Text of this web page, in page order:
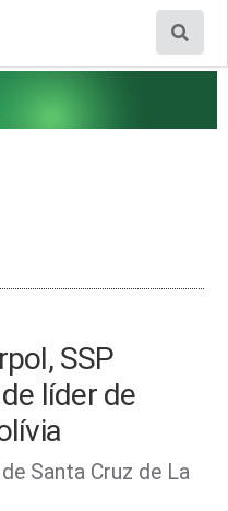
SSP
líder de
Santa Cruz de La